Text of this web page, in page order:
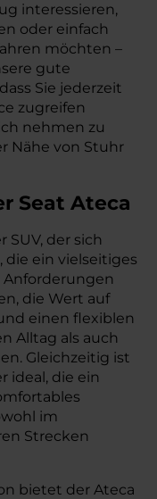
interessieren,
oder einfach
möchten –
gute
Sie jederzeit
zugreifen
nehmen zu
Nähe von Stuhr
Seat Ateca
SUV, der sich
die ein vielseitiges
die Wert auf
einen flexiblen
Alltag als auch
Gleichzeitig ist
ideal, die ein
im
Strecken
bietet der Ateca